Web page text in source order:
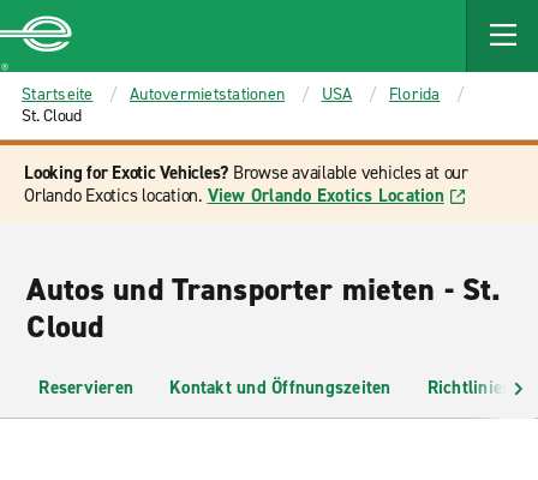
MAIN
CONTENT
Enterprise
Startseite Autovermietstationen USA
Florida
St. Cloud
Looking for Exotic Vehicles? Browse available vehicles at our
Orlando Exotics location. View Orlando Exotics Location
Autos und Transporter mieten - St.
Cloud
Reservieren Kontakt und Öffnungszeiten Richtlinien